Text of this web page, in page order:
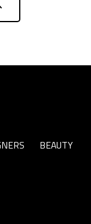
BEAUTY